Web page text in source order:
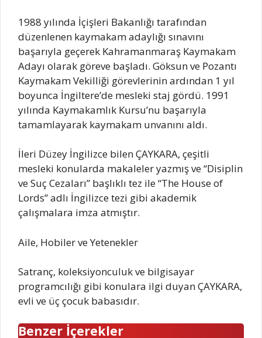
1988 yılında İçişleri Bakanlığı tarafından
düzenlenen kaymakam adaylığı sınavını
başarıyla geçerek Kahramanmaraş Kaymakam
Adayı olarak göreve başladı. Göksun ve Pozantı
Kaymakam Vekilliği görevlerinin ardından 1 yıl
boyunca İngiltere’de mesleki staj gördü. 1991
yılında Kaymakamlık Kursu’nu başarıyla
tamamlayarak kaymakam unvanını aldı.
İleri Düzey İngilizce bilen ÇAYKARA, çeşitli
mesleki konularda makaleler yazmış ve “Disiplin
ve Suç Cezaları” başlıklı tez ile “The House of
Lords” adlı İngilizce tezi gibi akademik
çalışmalara imza atmıştır.
Aile, Hobiler ve Yetenekler
Satranç, koleksiyonculuk ve bilgisayar
programcılığı gibi konulara ilgi duyan ÇAYKARA,
evli ve üç çocuk babasıdır.
Benzer İçerekler